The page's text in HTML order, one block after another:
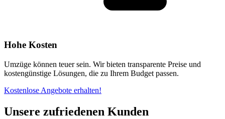
Hohe Kosten
Umzüge können teuer sein. Wir bieten transparente Preise und
kostengünstige Lösungen, die zu Ihrem Budget passen.
Kostenlose Angebote erhalten!
Unsere zufriedenen Kunden